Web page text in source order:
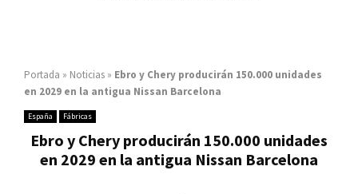
Portada » Noticias » Ebro y Chery producirán 150.000 unidades
en 2029 en la antigua Nissan Barcelona
España Fábricas
Ebro y Chery producirán 150.000 unidades
en 2029 en la antigua Nissan Barcelona